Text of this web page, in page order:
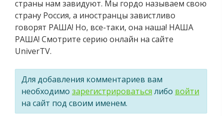
страны нам завидуют. Мы гордо называем свою
страну Россия, а иностранцы завистливо
говорят РАША! Но, все-таки, она наша! НАША
РАША! Смотрите серию онлайн на сайте
UniverTV.
Для добавления комментариев вам
необходимо зарегистрироваться либо войти
на сайт под своим именем.